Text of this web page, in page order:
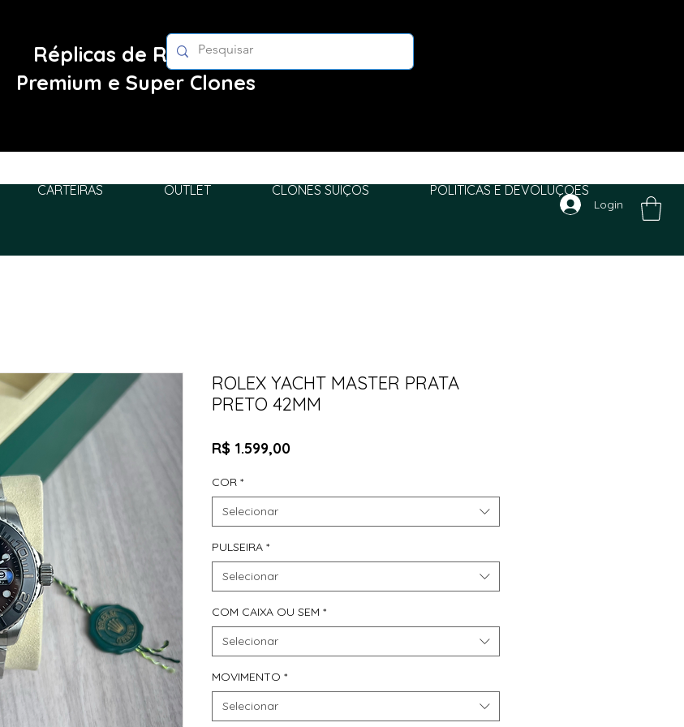
Réplicas de Relógios
Premium e Super Clones
CARTEIRAS OUTLET CLONES SUIÇOS POLITICAS E DEVOLUÇÕES
Login
ROLEX YACHT MASTER PRATA
PRETO 42MM
R$ 1.599,00Preço
COR *
Selecionar
PULSEIRA *
Selecionar
COM CAIXA OU SEM *
Selecionar
MOVIMENTO *
Selecionar